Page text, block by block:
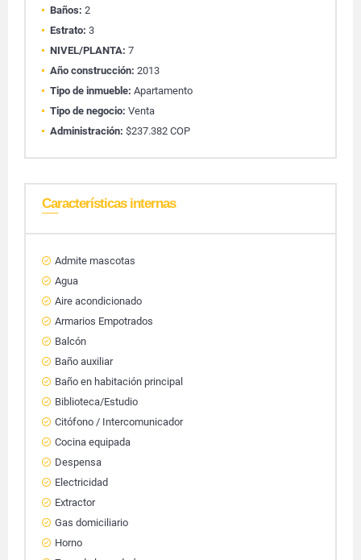
Baños: 2
Estrato: 3
NIVEL/PLANTA: 7
Año construcción: 2013
Tipo de inmueble: Apartamento
Tipo de negocio: Venta
Administración: $237.382 COP
Características internas
Admite mascotas
Agua
Aire acondicionado
Armarios Empotrados
Balcón
Baño auxiliar
Baño en habitación principal
Biblioteca/Estudio
Citófono / Intercomunicador
Cocina equipada
Despensa
Electricidad
Extractor
Gas domiciliario
Horno